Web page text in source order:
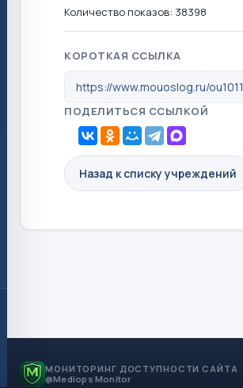
Количество показов: 38398
КОРОТКАЯ ССЫЛКА
https://www.mouoslog.ru/ou1011
ПОДЕЛИТЬСЯ ССЫЛКОЙ
Назад к списку учреждений
МОНИТОРИНГ ДОСТУПНОСТИ САЙТА
@Mediops Monitor